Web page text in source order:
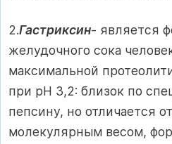
2.Гастриксин- является
желудочного сока
максимальной
при рН 3,2: близок по
пепсину, но отличается
молекулярным весом,